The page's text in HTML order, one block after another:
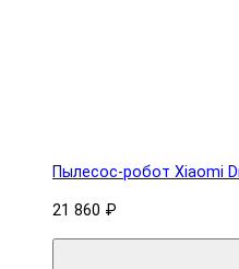
Пылесос-робот Xiaomi
21 860 ₽